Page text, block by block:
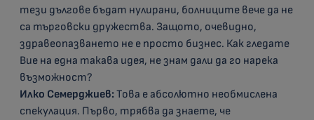
тези дългове бъдат нулирани, болниците вече да не
са търговски дружества. Защото, очевидно,
здравеопазването не е просто бизнес. Как гледате
Вие на една такава идея, не знам дали да го нарека
възможност?
Илко Семерджиев:Това е абсолютно необмислена
спекулация. Първо, трябва да знаете, че